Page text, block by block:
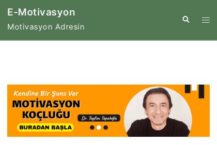
İçeriğe
E-Motivasyon
Motivasyon Adresin
Search